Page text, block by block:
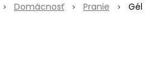
Domácnosť Pranie Gél